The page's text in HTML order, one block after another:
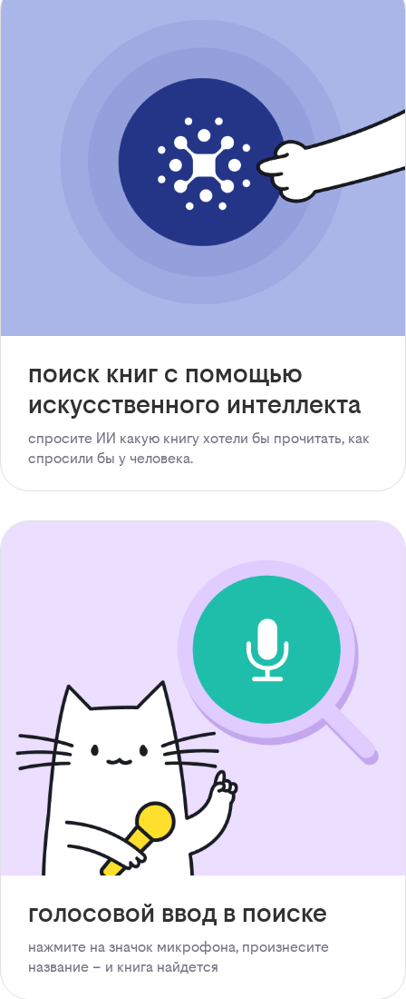
поиск книг с помощью
искусственного интеллекта
спросите ИИ какую книгу хотели бы прочитать, как
спросили бы у человека.
голосовой ввод в поиске
нажмите на значок микрофона, произнесите
название – и книга найдется